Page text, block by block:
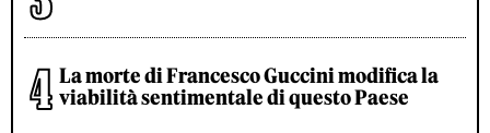
La morte di Francesco Guccini modifica la
viabilità sentimentale di questo Paese